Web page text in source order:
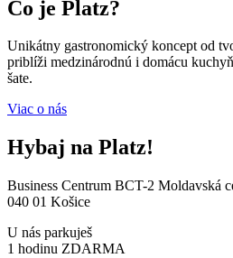
Čo je Platz?
Unikátny gastronomický koncept od
priblíži medzinárodnú i domácu
šate.
Viac o nás
Hybaj na Platz!
Business Centrum BCT-2 Moldavská
040 01 Košice
U nás parkuješ
1 hodinu ZDARMA